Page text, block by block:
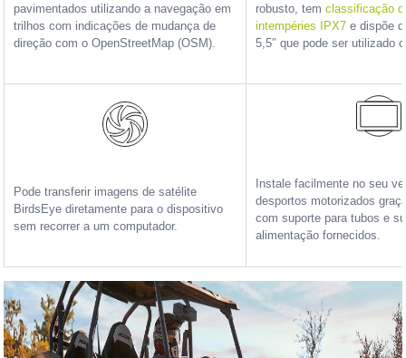
pavimentados utilizando a navegação em
trilhos com indicações de mudança de
direção com o OpenStreetMap (OSM).
robusto, temclassificação
intempéries IPX7 e dispõe
5,5″ que pode ser utilizado
Pode transferir imagens de satélite
BirdsEye diretamente para o dispositivo
sem recorrer a um computador.
Instale facilmente no seu
desportos motorizados
com suporte para tubos e
alimentação fornecidos.